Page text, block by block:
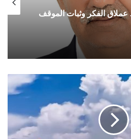
عملاق الفكر وثبات الموقف